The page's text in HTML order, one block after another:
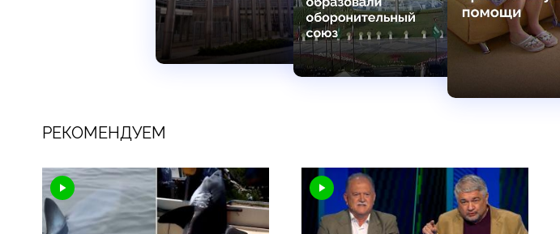
РЕКОМЕНДУЕМ